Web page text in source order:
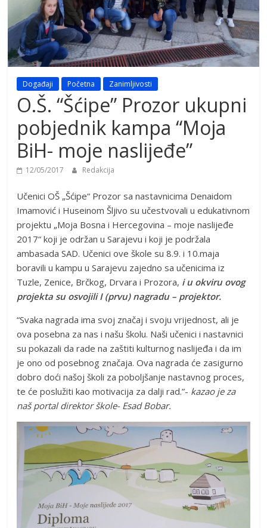
Događaji Početna Zanimljivosti
O.Š. “Šćipe” Prozor ukupni
pobjednik kampa “Moja
BiH- moje naslijeđe”
12/05/2017 Redakcija
Učenici OŠ „Šćipe“ Prozor sa nastavnicima Denaidom
Imamović i Huseinom Šljivo su učestvovali u edukativnom
projektu „Moja Bosna i Hercegovina – moje naslijeđe
2017“ koji je održan u Sarajevu i koji je podržala
ambasada SAD. Učenici ove škole su 8.9. i 10.maja
boravili u kampu u Sarajevu zajedno sa učenicima iz
Tuzle, Zenice, Brčkog, Drvara i Prozora, i u okviru ovog
projekta su osvojili I (prvu) nagradu – projektor.
“Svaka nagrada ima svoj značaj i svoju vrijednost, ali je
ova posebna za nas i našu školu. Naši učenici i nastavnici
su pokazali da rade na zaštiti kulturnog naslijeđa i da im
je ono od posebnog značaja. Ova nagrada će zasigurno
dobro doći našoj školi za poboljšanje nastavnog proces,
te će poslužiti kao motivacija za dalji rad.”- kazao je za
naš portal direktor škole- Esad Bobar.